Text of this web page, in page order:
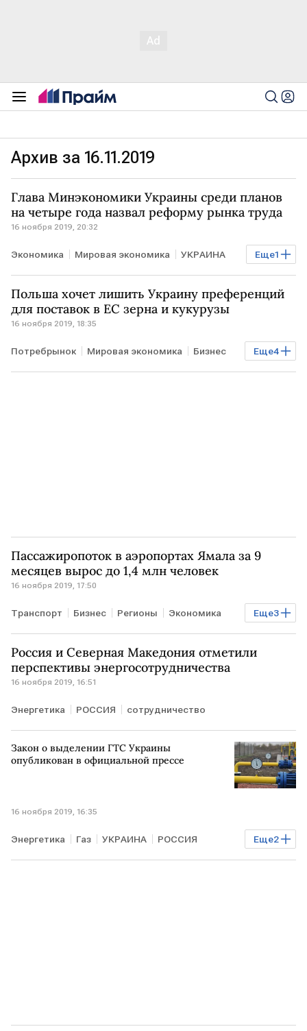
Архив за 16.11.2019
Глава Минэкономики Украины среди планов
на четыре года назвал реформу рынка труда
16 ноября 2019, 20:32
Еще1
Экономика Мировая экономика УКРАИНА
рынок труда
Польша хочет лишить Украину преференций
для поставок в ЕС зерна и кукурузы
16 ноября 2019, 18:35
Еще4
Потребрынок Мировая экономика Бизнес
ПОЛЬША УКРАИНА урожай зерна ЕС
Пассажиропоток в аэропортах Ямала за 9
месяцев вырос до 1,4 млн человек
16 ноября 2019, 17:50
Еще3
Транспорт Бизнес Регионы Экономика
РОССИЯ самолет пассажиры
Россия и Северная Македония отметили
перспективы энергосотрудничества
16 ноября 2019, 16:51
Энергетика РОССИЯ сотрудничество
Закон о выделении ГТС Украины
опубликован в официальной прессе
16 ноября 2019, 16:35
Еще2
Энергетика Газ УКРАИНА РОССИЯ
поставки